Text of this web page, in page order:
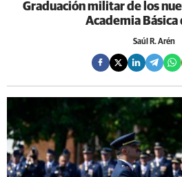
Graduación militar de los
Academia Básica
Saúl R. Arén